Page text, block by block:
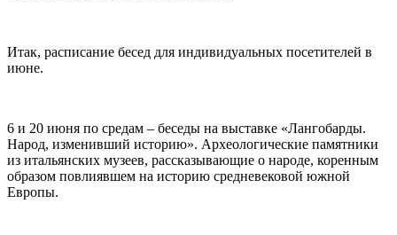
Итак, расписание бесед для индивидуальных посетителей в
июне.
6 и 20 июня по средам – беседы на выставке «Лангобарды.
Народ, изменивший историю». Археологические памятники
из итальянских музеев, рассказывающие о народе, коренным
образом повлиявшем на историю средневековой южной
Европы.